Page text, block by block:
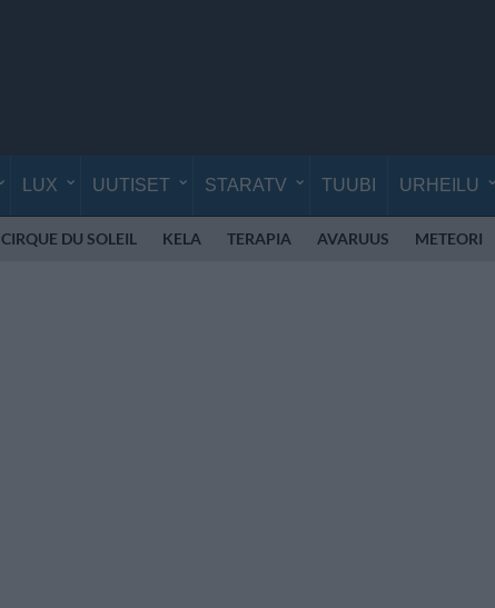
LUX UUTISET STARATV TUUBI URHEILU
CIRQUE DU SOLEIL KELA TERAPIA AVARUUS METEORI